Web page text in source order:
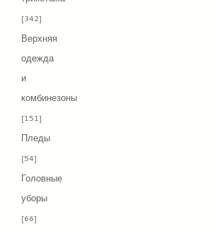
[342]
Верхняя
одежда
и
комбинезоны
[151]
Пледы
[54]
Головные
уборы
[66]